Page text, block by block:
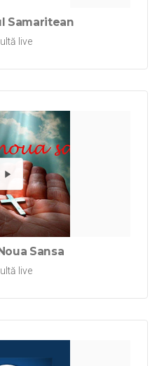
Samaritean
live
Redă
Sansa
live